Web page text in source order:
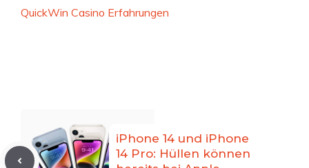
QuickWin Casino Erfahrungen
iPhone 14 und iPhone
14 Pro: Hüllen können